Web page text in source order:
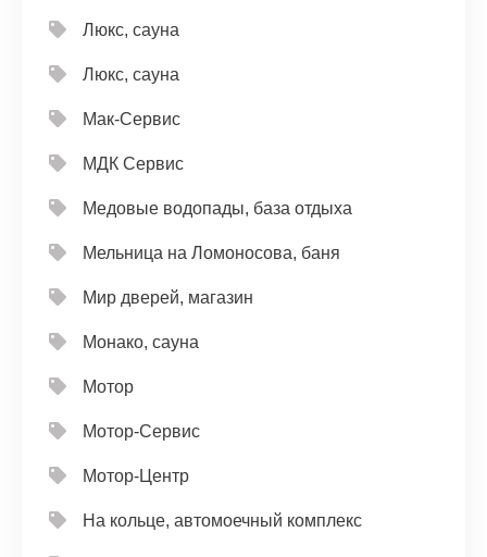
Люкс, сауна
Люкс, сауна
Мак-Сервис
МДК Сервис
Медовые водопады, база отдыха
Мельница на Ломоносова, баня
Мир дверей, магазин
Монако, сауна
Мотор
Мотор-Сервис
Мотор-Центр
На кольце, автомоечный комплекс